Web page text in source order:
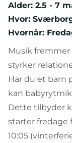
Alder: 2.5 - 7
Hvor:
Hvornår:
Musik
styrker
Har du et barn
kan
Dette tilbyder
starter fredage
10:05